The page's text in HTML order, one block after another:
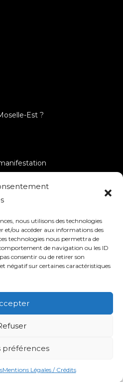
nous utilisons des technologies
et/ou accéder aux informations des
technologies nous permettra de
de navigation ou les ID
consentir ou de retirer son
négatif sur certaines caractéristiques
préférences
Mentions Légales / Crédits
Est ?
RGPD
Saint-Remy - 57600 FORBACH -